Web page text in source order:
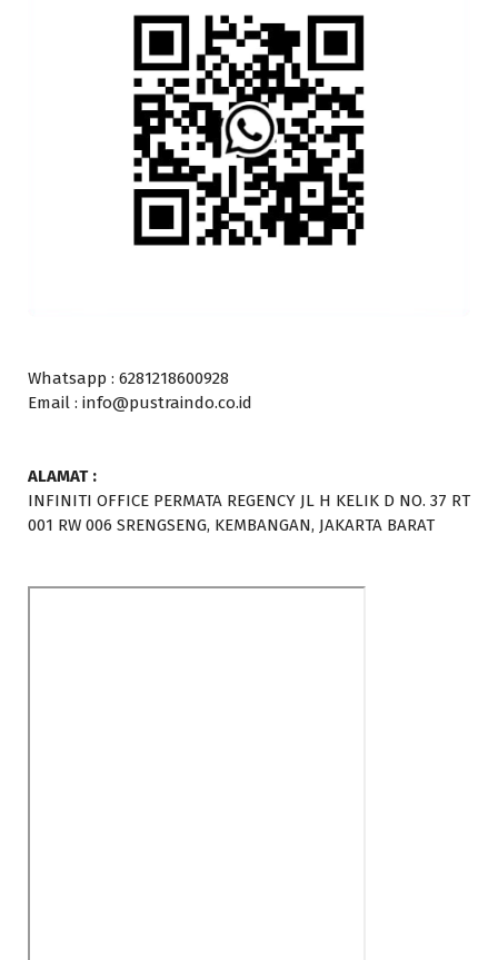
Whatsapp : 6281218600928
Email : info@pustraindo.co.id
ALAMAT :
INFINITI OFFICE PERMATA REGENCY JL H KELIK D NO. 37 RT
001 RW 006 SRENGSENG, KEMBANGAN, JAKARTA BARAT